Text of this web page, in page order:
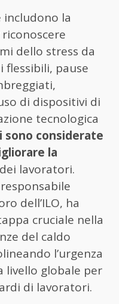
includono la
dello stress da
flessibili, pause
di dispositivi di
tecnologica
considerate
la
lavoratori.
dell’ILO, ha
cruciale nella
del caldo
l’urgenza
livello globale per
di lavoratori.